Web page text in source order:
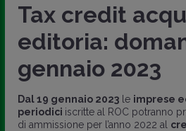
Tax credit
editoria:
gennaio 2023
Dal 19 gennaio 2023 le imprese
periodici iscritte al ROC potranno
di ammissione per l’anno 2022 al